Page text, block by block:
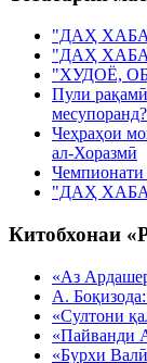
"ДАҲ
"ДАҲ
"ХУДОЁ,
Пули
месупоранд?
Чеҳраҳои
ал-Хоразмӣ
Чемпионати
"ДАҲ
Китобхонаи
«Аз
А.
«Султони
«Пайванди
«Бурхи